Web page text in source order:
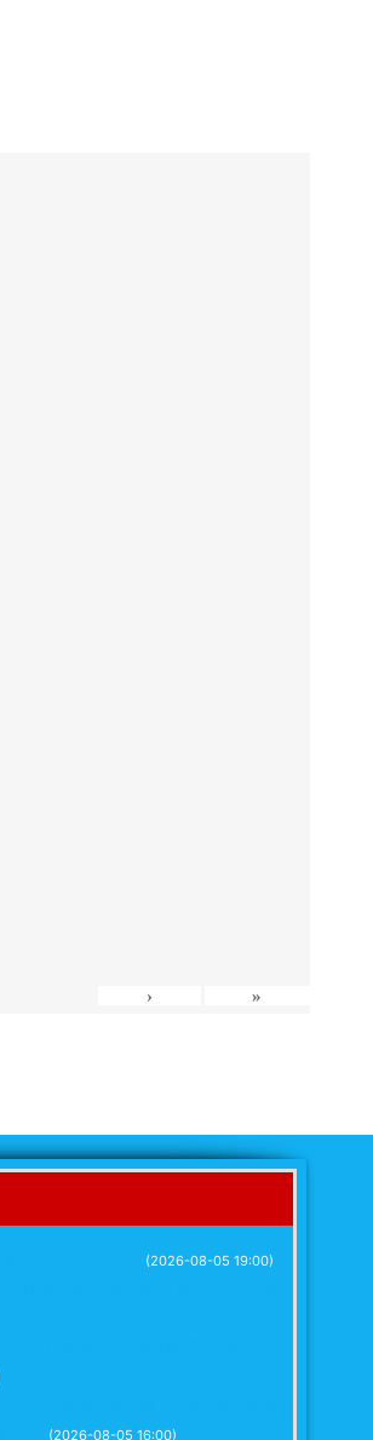
› »
(2026-08-05 19:00)
(2026-08-05 16:00)